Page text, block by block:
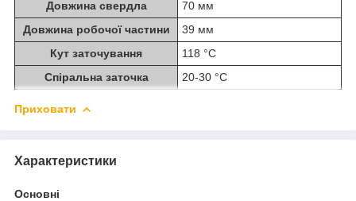
Довжина свердла
70 мм
Довжина робочої частини
39 мм
Кут заточування
118 °С
Спіральна заточка
20-30 °С
Приховати
Характеристики
Основні